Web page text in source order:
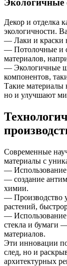
Экологичные
Декор и отделка
экологичности.
— Лаки и краски
— Потолочные и
материалов,
— Экологичные
компонентов,
Такие материалы
но и улучшают
Современные
материалы с
— Использование
— создание
химии.
— Производство
растений,
— Использование
стекла и бумаги
материалов.
Эти инновации
след, но и
архитектурных